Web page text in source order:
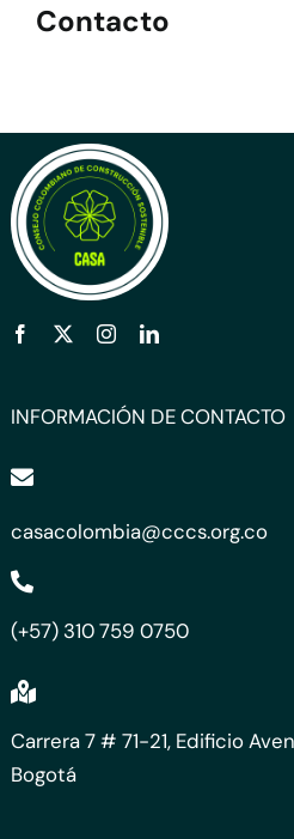
Contacto
INFORMACIÓN DE CONTACTO
casacolombia@cccs.org.co
(+57) 310 759 0750
Carrera 7 # 71-21, Edificio
Bogotá